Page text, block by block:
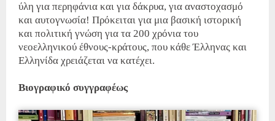
ύλη για περηφάνια και για δάκρυα, για αναστοχασμό
και αυτογνωσία! Πρόκειται για μια βασική ιστορική
και πολιτική γνώση για τα 200 χρόνια του
νεοελληνικού έθνους-κράτους, που κάθε Έλληνας και
Ελληνίδα χρειάζεται να κατέχει.
Βιογραφικό συγγραφέως